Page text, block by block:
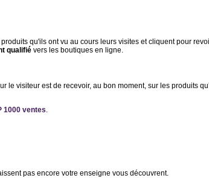
qu'ils ont vu au cours leurs visites et cliquent pour
qualifié vers les boutiques en ligne.
le visiteur est de recevoir, au bon moment, sur les produits
1000 ventes.
pas encore votre enseigne vous découvrent.